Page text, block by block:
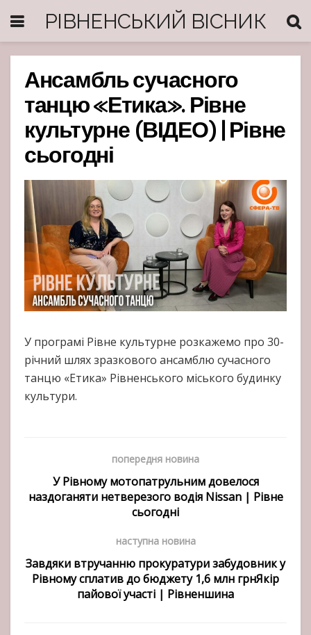
РІВНЕНСЬКИЙ ВІСНИК
Ансамбль сучасного
танцю «Етика». Рівне
культурне (ВІДЕО) | Рівне
сьогодні
У програмі Рівне культурне розкажемо про 30-
річний шлях зразкового ансамблю сучасного
танцю «Етика» Рівненського міського будинку
культури.
попередня новина
У Рівному мотопатрульним довелося
наздоганяти нетверезого водія Nissan | Рівне
сьогодні
наступна новина
Завдяки втручанню прокуратури забудовник у
Рівному сплатив до бюджету 1,6 млн грнЯкір
пайової участі | Рівненшина